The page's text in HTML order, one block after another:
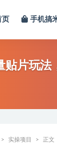
页 手机搞
贴片玩
实操项目 正文